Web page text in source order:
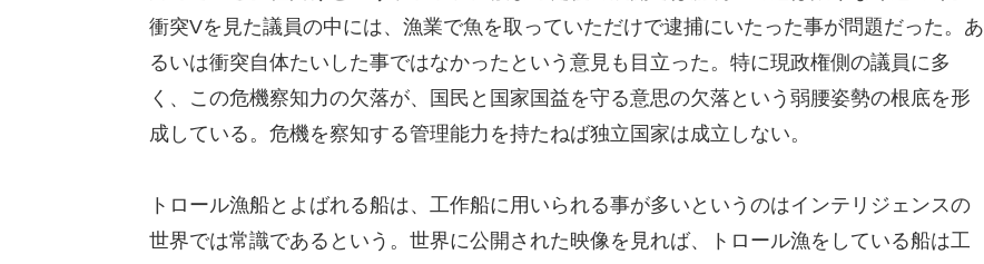
衝突Vを見た議員の中には、漁業で魚を取っていただけで逮捕にいたった事が問題だった。あ
るいは衝突自体たいした事ではなかったという意見も目立った。特に現政権側の議員に多
く、この危機察知力の欠落が、国民と国家国益を守る意思の欠落という弱腰姿勢の根底を形
成している。危機を察知する管理能力を持たねば独立国家は成立しない。
トロール漁船とよばれる船は、工作船に用いられる事が多いというのはインテリジェンスの
世界では常識であるという。世界に公開された映像を見れば、トロール漁をしている船は工